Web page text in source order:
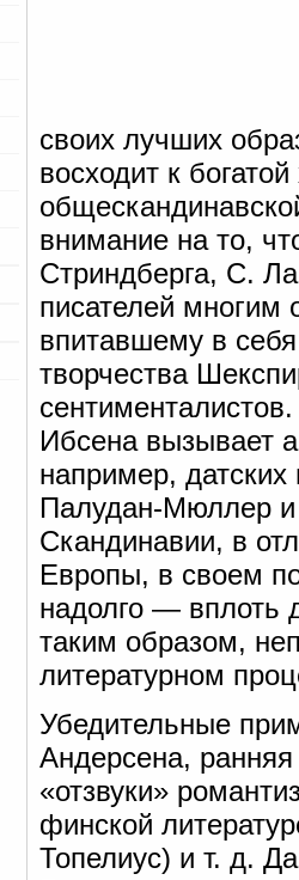
своих лучших
восходит к
внимание на то,
Стриндберга, С.
писателей многим
впитавшему в
творчества
Ибсена вызывает
например,
Палудан-Мюллер
Скандинавии, в
Европы, в своем
надолго — вплоть
таким образом,
литературном
Убедительные
Андерсена,
«отзвуки»
финской
Топелиус) и т. д.